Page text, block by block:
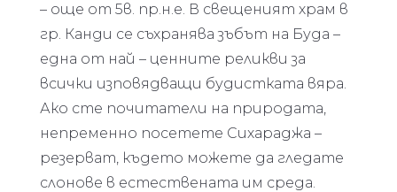
– още от 5в. пр.н.е. В свещеният храм в
гр. Канди се съхранява зъбът на Буда –
една от най – ценните реликви за
всички изповядващи будистката вяра.
Ако сте почитатели на природата,
непременно посетете Сихараджа –
резерват, където можете да гледате
слонове в естествената им среда.